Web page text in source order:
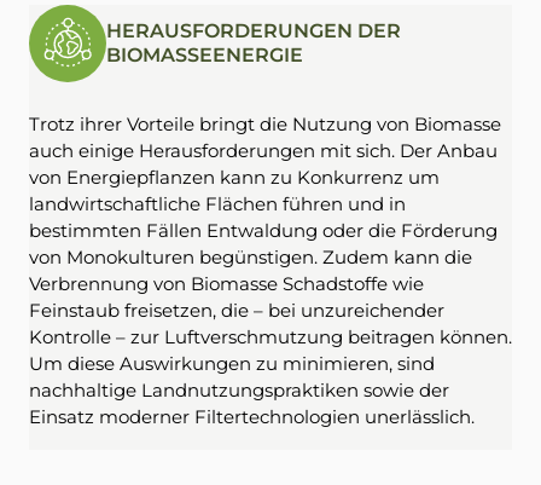
HERAUSFORDERUNGEN DER
BIOMASSEENERGIE
Trotz ihrer Vorteile bringt die Nutzung von Biomasse
auch einige Herausforderungen mit sich. Der Anbau
von Energiepflanzen kann zu Konkurrenz um
landwirtschaftliche Flächen führen und in
bestimmten Fällen Entwaldung oder die Förderung
von Monokulturen begünstigen. Zudem kann die
Verbrennung von Biomasse Schadstoffe wie
Feinstaub freisetzen, die – bei unzureichender
Kontrolle – zur Luftverschmutzung beitragen können.
Um diese Auswirkungen zu minimieren, sind
nachhaltige Landnutzungspraktiken sowie der
Einsatz moderner Filtertechnologien unerlässlich.